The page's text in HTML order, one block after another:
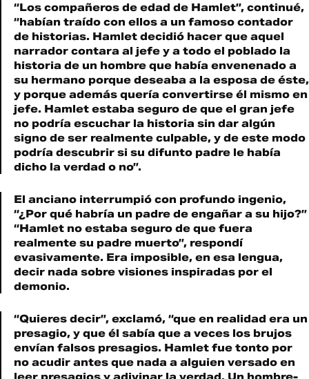
“Los compañeros de edad de Hamlet”, continué,
“habían traído con ellos a un famoso contador
de historias. Hamlet decidió hacer que aquel
narrador contara al jefe y a todo el poblado la
historia de un hombre que había envenenado a
su hermano porque deseaba a la esposa de éste,
y porque además quería convertirse él mismo en
jefe. Hamlet estaba seguro de que el gran jefe
no podría escuchar la historia sin dar algún
signo de ser realmente culpable, y de este modo
podría descubrir si su difunto padre le había
dicho la verdad o no”.
El anciano interrumpió con profundo ingenio,
“¿Por qué habría un padre de engañar a su hijo?”
“Hamlet no estaba seguro de que fuera
realmente su padre muerto”, respondí
evasivamente. Era imposible, en esa lengua,
decir nada sobre visiones inspiradas por el
demonio.
“Quieres decir”, exclamó, “que en realidad era un
presagio, y que él sabía que a veces los brujos
envían falsos presagios. Hamlet fue tonto por
no acudir antes que nada a alguien versado en